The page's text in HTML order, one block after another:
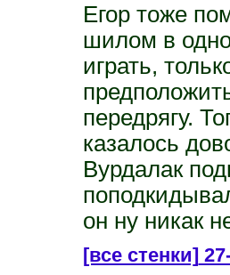
Егор тоже
шилом в
играть,
передрягу.
казалось
Вурдалак
он ну никак
[все стенки]